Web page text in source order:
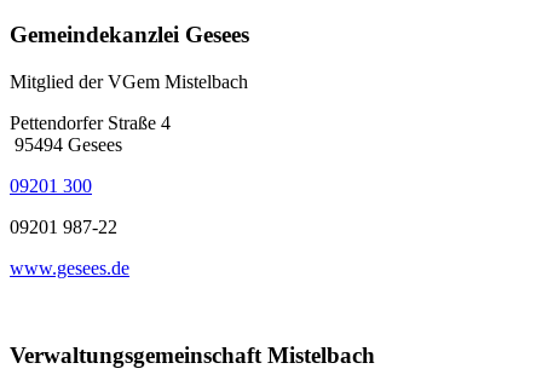
Gemeindekanzlei Gesees
Mitglied der VGem Mistelbach
Pettendorfer Straße 4
95494 Gesees
09201 300
09201 987-22
www.gesees.de
Verwaltungsgemeinschaft Mistelbach